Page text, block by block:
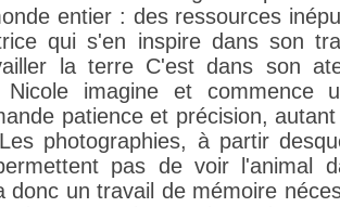
entier : des ressources
qui s'en inspire dans son
la terre C'est dans son
Nicole imagine et commence
patience et précision,
photographies, à partir
pas de voir l'animal
donc un travail de mémoire